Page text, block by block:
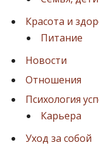
Красота и
Питание
Новости
Отношения
Психология
Карьера
Уход за собой